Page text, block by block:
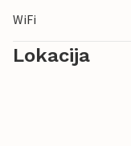
WiFi
Lokacija